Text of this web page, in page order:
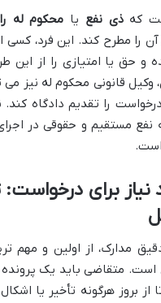
کهذی نفع یا محکوم له
را مطرح کند. این فرد، کسی
و حق یا امتیازی را از این
قانونی محکوم له نیز می
را تقدیم دادگاه
مستقیم و حقوقی در
نیاز برای
مدارک، از اولین و مهم
است. متقاضی باید یک
از بروز هرگونه تأخیر یا